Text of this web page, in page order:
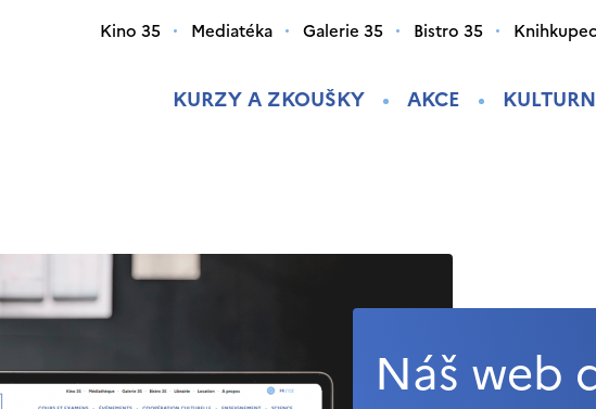
KURZY A ZKOUŠKY AKCE
Kino 35 Mediatéka Galerie 35 Bistro 35
Náš web